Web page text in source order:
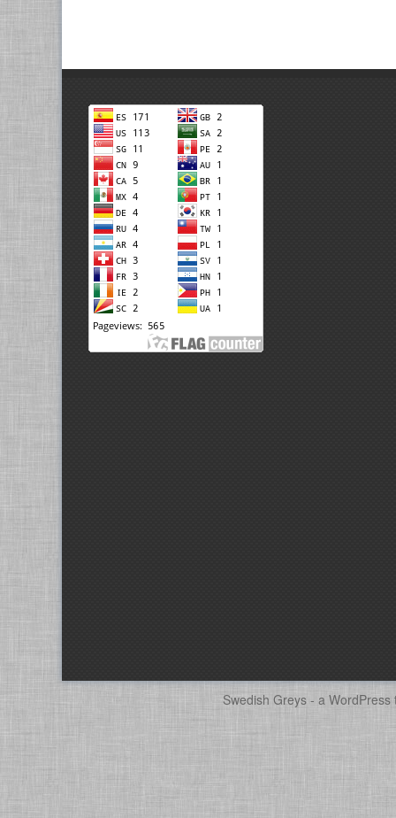
Swedish Greys - a WordPress